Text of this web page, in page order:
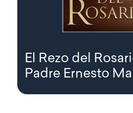
El Rezo del
Padre Ernesto